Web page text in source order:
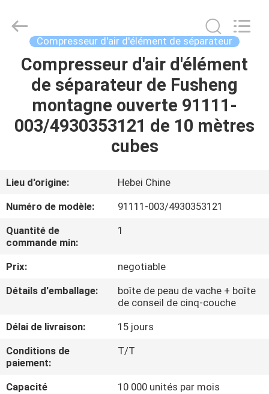
MAISON
PRODUITS
AU
SUJET
NOUS
D'USINE
DE
QUALITÉ
Reserved.
Developed
Compresseur d'air d'élément de séparateur
Compresseur d'air d'élément
de séparateur de Fusheng
montagne ouverte 91111-
003/4930353121 de 10 mètres
cubes
Lieu d'origine:
Hebei Chine
Numéro de modèle:
91111-003/4930353121
Quantité de
commande min:
1
Prix:
negotiable
Détails d'emballage:
boîte de peau de vache + boîte
de conseil de cinq-couche
Délai de livraison:
15 jours
Conditions de
paiement:
T/T
Capacité
10 000 unités par mois